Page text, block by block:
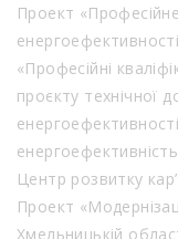
Проект
«Професійні
проєкту технічної
енергоефективність
Центр розвитку
Проект
Хмельницькій